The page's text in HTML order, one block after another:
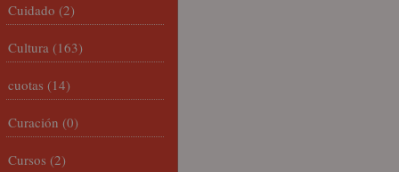
Cuidado (2)
Cultura (163)
cuotas (14)
Curación (0)
Cursos (2)